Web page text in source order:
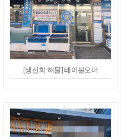
[생선회·해물] 테이블오더